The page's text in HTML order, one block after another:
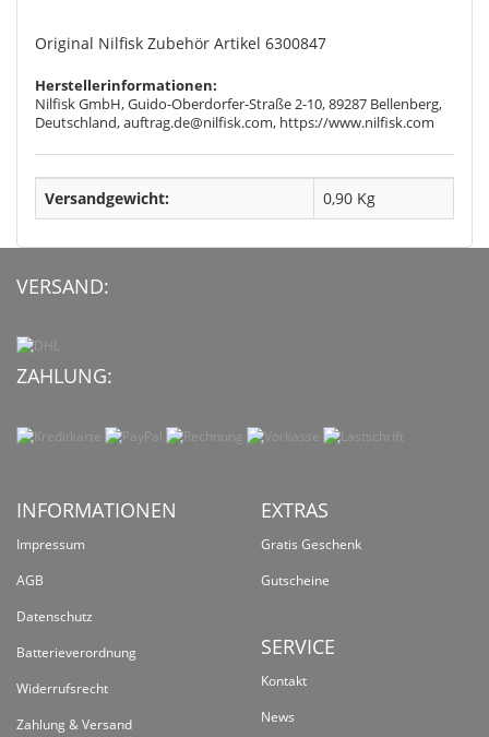
Original Nilfisk Zubehör Artikel 6300847
Herstellerinformationen:
Nilfisk GmbH, Guido-Oberdorfer-Straße 2-10, 89287 Bellenberg,
Deutschland, auftrag.de@nilfisk.com, https://www.nilfisk.com
Versandgewicht: 0,90 Kg
VERSAND:
ZAHLUNG:
INFORMATIONEN
Impressum
AGB
Datenschutz
Batterieverordnung
Widerrufsrecht
Zahlung & Versand
EXTRAS
Gratis Geschenk
Gutscheine
SERVICE
Kontakt
News